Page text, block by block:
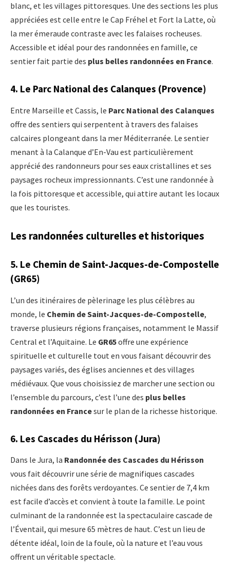
blanc, et les villages pittoresques. Une des sections les plus
appréciées est celle entre le Cap Fréhel et Fort la Latte, où
la mer émeraude contraste avec les falaises rocheuses.
Accessible et idéal pour des randonnées en famille, ce
sentier fait partie des plus belles randonnées en France.
4. Le Parc National des Calanques (Provence)
Entre Marseille et Cassis, le Parc National des Calanques
offre des sentiers qui serpentent à travers des falaises
calcaires plongeant dans la mer Méditerranée. Le sentier
menant à la Calanque d’En-Vau est particulièrement
apprécié des randonneurs pour ses eaux cristallines et ses
paysages rocheux impressionnants. C’est une randonnée à
la fois pittoresque et accessible, qui attire autant les locaux
que les touristes.
Les randonnées culturelles et historiques
5. Le Chemin de Saint-Jacques-de-Compostelle
(GR65)
L’un des itinéraires de pèlerinage les plus célèbres au
monde, le Chemin de Saint-Jacques-de-Compostelle,
traverse plusieurs régions françaises, notamment le Massif
Central et l’Aquitaine. Le GR65offre une expérience
spirituelle et culturelle tout en vous faisant découvrir des
paysages variés, des églises anciennes et des villages
médiévaux. Que vous choisissiez de marcher une section ou
l’ensemble du parcours, c’est l’une des plus belles
randonnées en Francesur le plan de la richesse historique.
6. Les Cascades du Hérisson (Jura)
Dans le Jura, la Randonnée des Cascades du Hérisson
vous fait découvrir une série de magnifiques cascades
nichées dans des forêts verdoyantes. Ce sentier de 7,4 km
est facile d’accès et convient à toute la famille. Le point
culminant de la randonnée est la spectaculaire cascade de
l’Éventail, qui mesure 65 mètres de haut. C’est un lieu de
détente idéal, loin de la foule, où la nature et l’eau vous
offrent un véritable spectacle.